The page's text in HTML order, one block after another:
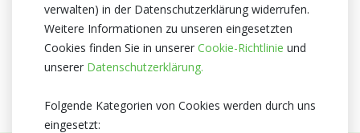
MPS A+
MPS SQ
MPS GAP
verwalten) in der Datenschutzerklärung widerrufen.
Weitere Informationen zu unseren eingesetzten
Cookies finden Sie in unserer Cookie-Richtlinie und
unserer Datenschutzerklärung.
Folgende Kategorien von Cookies werden durch uns
eingesetzt: